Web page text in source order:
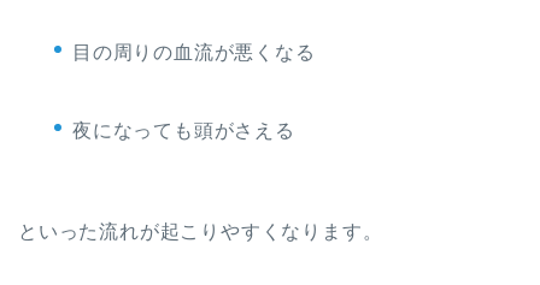
目の周りの血流が悪くなる
夜になっても頭がさえる
といった流れが起こりやすくなります。